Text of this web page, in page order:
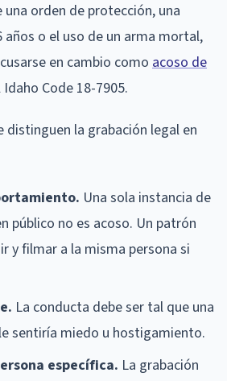
orden de protección, una
o el uso de un arma mortal,
en cambio comoacoso de
Idaho Code 18-7905.
distinguen la grabación legal en
Una sola instancia de
público no es acoso. Un patrón
y filmar a la misma persona si
La conducta debe ser tal que una
sentiría miedo u hostigamiento.
específica. La grabación